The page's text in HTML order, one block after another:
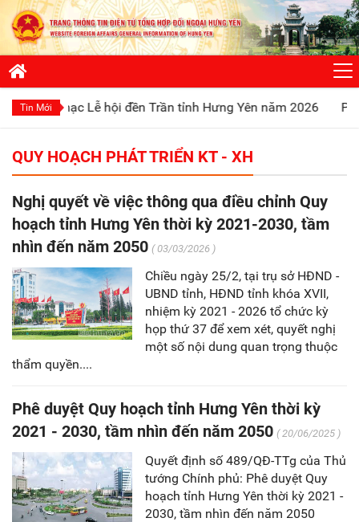
Tin Mới
mạc Lễ hội đền Trần tỉnh Hưng Yên năm 2026 Phát huy
QUY HOẠCH PHÁT TRIỂN KT - XH
Nghị quyết về việc thông qua điều chỉnh Quy
hoạch tỉnh Hưng Yên thời kỳ 2021-2030, tầm
nhìn đến năm 2050 ( 03/03/2026 )
Chiều ngày 25/2, tại trụ sở HĐND -
UBND tỉnh, HĐND tỉnh khóa XVII,
nhiệm kỳ 2021 - 2026 tổ chức kỳ
họp thứ 37 để xem xét, quyết nghị
một số nội dung quan trọng thuộc
thẩm quyền....
Phê duyệt Quy hoạch tỉnh Hưng Yên thời kỳ
2021 - 2030, tầm nhìn đến năm 2050 ( 20/06/2025 )
Quyết định số 489/QĐ-TTg của Thủ
tướng Chính phủ: Phê duyệt Quy
hoạch tỉnh Hưng Yên thời kỳ 2021 -
2030, tầm nhìn đến năm 2050